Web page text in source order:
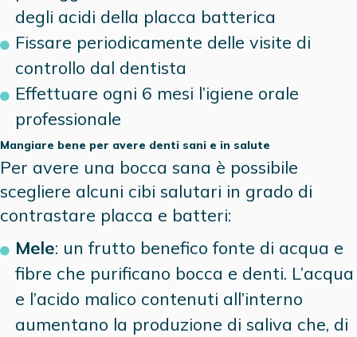
degli acidi della placca batterica
Fissare periodicamente delle visite di
controllo dal dentista
Effettuare ogni 6 mesi l’igiene orale
professionale
Mangiare bene per avere denti sani e in salute
Per avere una bocca sana è possibile
scegliere alcuni cibi salutari in grado di
contrastare placca e batteri:
Mele: un frutto benefico fonte di acqua e
fibre che purificano bocca e denti. L’acqua
e l’acido malico contenuti all’interno
aumentano la produzione di saliva che, di